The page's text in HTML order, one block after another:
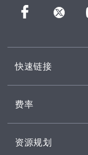
快速链接
费率
资源规划